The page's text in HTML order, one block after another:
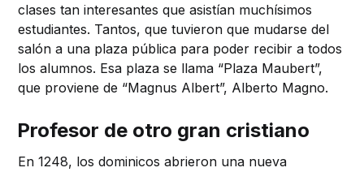
clases tan interesantes que asistían muchísimos
estudiantes. Tantos, que tuvieron que mudarse del
salón a una plaza pública para poder recibir a todos
los alumnos. Esa plaza se llama “Plaza Maubert”,
que proviene de “Magnus Albert”, Alberto Magno.
Profesor de otro gran cristiano
En 1248, los dominicos abrieron una nueva